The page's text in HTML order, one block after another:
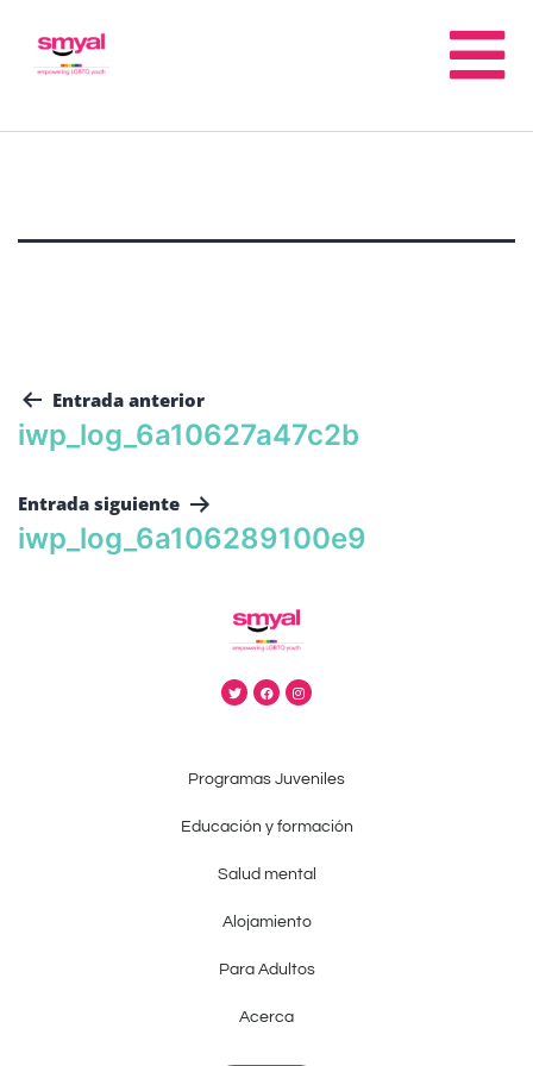
Entrada anterior
iwp_log_6a10627a47c2b
Entrada siguiente
iwp_log_6a106289100e9
Programas Juveniles
Educación y formación
Salud mental
Alojamiento
Para Adultos
Acerca